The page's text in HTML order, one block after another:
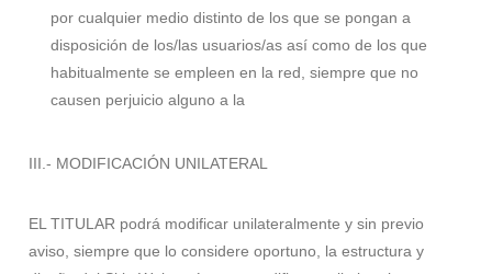
por cualquier medio distinto de los que se pongan a
disposición de los/las usuarios/as así como de los que
habitualmente se empleen en la red, siempre que no
causen perjuicio alguno a la
III.- MODIFICACIÓN UNILATERAL
EL TITULAR podrá modificar unilateralmente y sin previo
aviso, siempre que lo considere oportuno, la estructura y